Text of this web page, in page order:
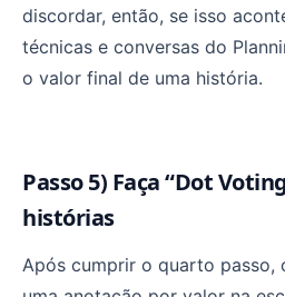
discordar, então, se isso
técnicas e conversas do
o valor final de uma história.
Passo 5) Faça “Dot
histórias
Após cumprir o quarto passo,